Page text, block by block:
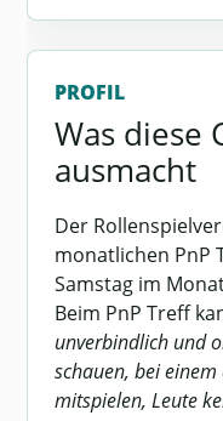
PROFIL
Was diese
ausmacht
Der
monatlichen PnP
Samstag im
Beim PnP Treff
unverbindlich und
schauen, bei
mitspielen, Leute